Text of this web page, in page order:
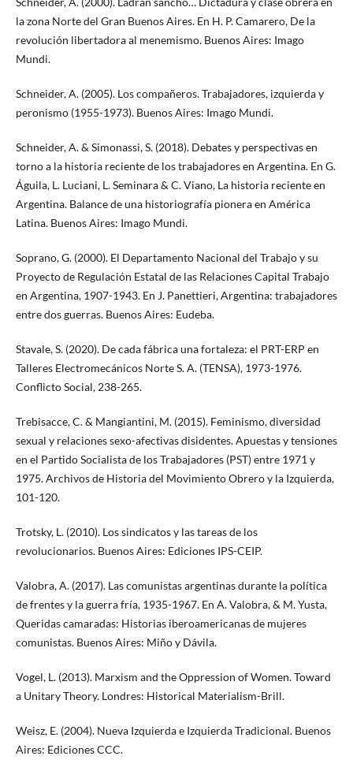
la zona Norte del Gran Buenos Aires. En H. P. Camarero, De la
revolución libertadora al menemismo. Buenos Aires: Imago
Mundi.
Schneider, A. (2005). Los compañeros. Trabajadores, izquierda y
peronismo (1955-1973). Buenos Aires: Imago Mundi.
Schneider, A. & Simonassi, S. (2018). Debates y perspectivas en
torno a la historia reciente de los trabajadores en Argentina. En G.
Águila, L. Luciani, L. Seminara & C. Viano, La historia reciente en
Argentina. Balance de una historiografía pionera en América
Latina. Buenos Aires: Imago Mundi.
Soprano, G. (2000). El Departamento Nacional del Trabajo y su
Proyecto de Regulación Estatal de las Relaciones Capital Trabajo
en Argentina, 1907-1943. En J. Panettieri, Argentina: trabajadores
entre dos guerras. Buenos Aires: Eudeba.
Stavale, S. (2020). De cada fábrica una fortaleza: el PRT-ERP en
Talleres Electromecánicos Norte S. A. (TENSA), 1973-1976.
Conflicto Social, 238-265.
Trebisacce, C. & Mangiantini, M. (2015). Feminismo, diversidad
sexual y relaciones sexo-afectivas disidentes. Apuestas y tensiones
en el Partido Socialista de los Trabajadores (PST) entre 1971 y
1975. Archivos de Historia del Movimiento Obrero y la Izquierda,
101-120.
Trotsky, L. (2010). Los sindicatos y las tareas de los
revolucionarios. Buenos Aires: Ediciones IPS-CEIP.
Valobra, A. (2017). Las comunistas argentinas durante la política
de frentes y la guerra fría, 1935-1967. En A. Valobra, & M. Yusta,
Queridas camaradas: Historias iberoamericanas de mujeres
comunistas. Buenos Aires: Miño y Dávila.
Vogel, L. (2013). Marxism and the Oppression of Women. Toward
a Unitary Theory. Londres: Historical Materialism-Brill.
Weisz, E. (2004). Nueva Izquierda e Izquierda Tradicional. Buenos
Aires: Ediciones CCC.